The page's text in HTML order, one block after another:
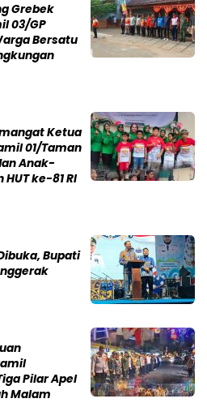
Grebek
03/GP
Bersatu
Ketua
01/Taman
Anak-
ke-81 RI
Bupati
Pilar Apel
Malam